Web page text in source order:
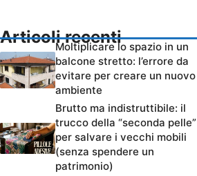
Articoli recenti
Moltiplicare lo spazio in un
balcone stretto: l’errore da
evitare per creare un nuovo
ambiente
Brutto ma indistruttibile: il
trucco della “seconda pelle”
per salvare i vecchi mobili
(senza spendere un
patrimonio)